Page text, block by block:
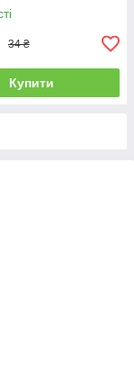
34 ₴
Купити